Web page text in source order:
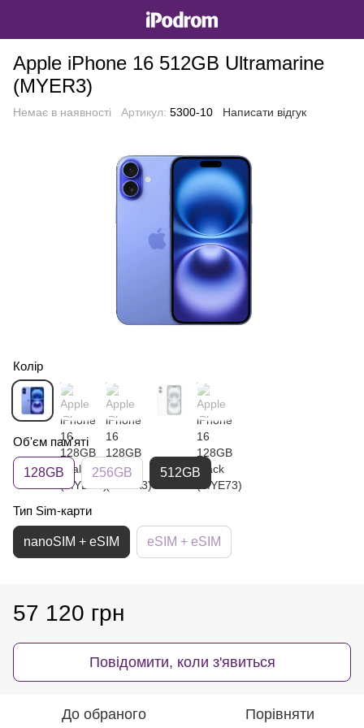
Apple iPhone 16 512GB Ultramarine
(MYER3)
Немає в наявності Артикул: 5300-10 Написати відгук
Колір
Об'єм пам'яті
128GB 256GB 512GB
Тип Sim-карти
nanoSIM + eSIM eSIM + eSIM
57 120 грн
Повідомити, коли з'явиться
До обраного Порівняти